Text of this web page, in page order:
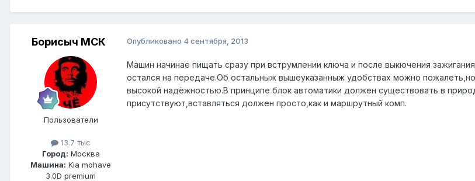
Борисыч МСК
Пользователи
13.7 тыс
Город: Москва
Машина: Kia mohave
3.0D premium
Опубликовано 4 сентября, 2013
Машин начинае пищать сразу при вструмлении ключа и после выкючения
остался на передаче.Об остальныж вышеуказанныж удобствах можно
высокой надёжностью.В принципе блок автоматики должен существовать в
присутствуют,вставляться должен просто,как и маршрутный комп.